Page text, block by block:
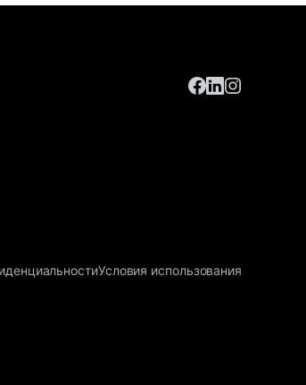
Условия использования